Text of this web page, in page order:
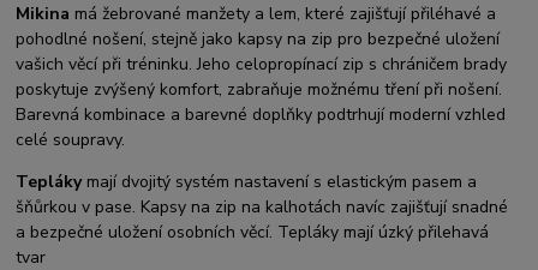
Mikina má žebrované manžety a lem, které zajišťují přiléhavé a
pohodlné nošení, stejně jako kapsy na zip pro bezpečné uložení
vašich věcí při tréninku. Jeho celopropínací zip s chráničem brady
poskytuje zvýšený komfort, zabraňuje možnému tření při nošení.
Barevná kombinace a barevné doplňky podtrhují moderní vzhled
celé soupravy.
Teplákymají dvojitý systém nastavení s elastickým pasem a
šňůrkou v pase. Kapsy na zip na kalhotách navíc zajišťují snadné
a bezpečné uložení osobních věcí. Tepláky mají úzký přilehavá
tvar